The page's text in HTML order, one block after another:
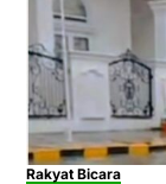
Rakyat Bicara